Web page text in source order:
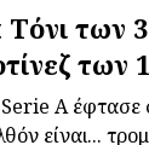
των
των
A έφτασε
είναι...